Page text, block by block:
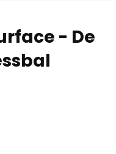
- De